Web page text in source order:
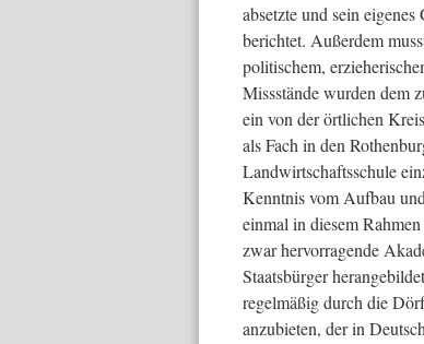
absetzte und sein
berichtet. Außerdem
politischem,
Missstände wurden dem
ein von der örtlichen
als Fach in den
Landwirtschaftsschule
Kenntnis vom Aufbau
einmal in diesem
zwar hervorragende
Staatsbürger
regelmäßig durch die
anzubieten, der in